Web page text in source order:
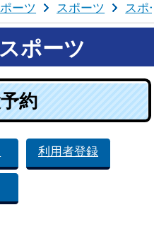
ーツ スポーツ スポ
ポーツ
約
利用者登録